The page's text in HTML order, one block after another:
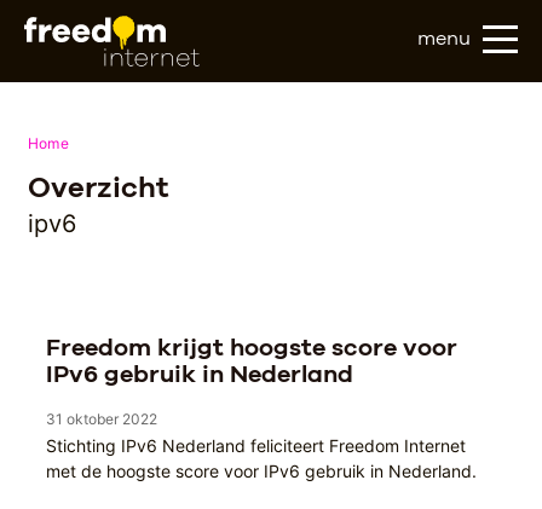
menu
Home
Overzicht
ipv6
Freedom krijgt hoogste score voor
IPv6 gebruik in Nederland
31 oktober 2022
Stichting IPv6 Nederland feliciteert Freedom Internet
met de hoogste score voor IPv6 gebruik in Nederland.